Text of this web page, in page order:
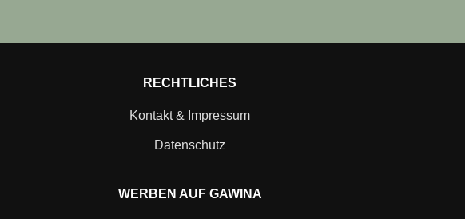
RECHTLICHES
Kontakt & Impressum
Datenschutz
WERBEN AUF GAWINA